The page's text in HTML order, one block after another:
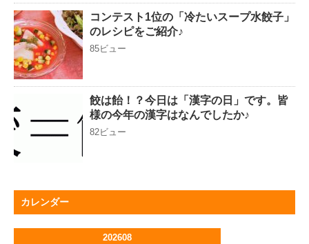
コンテスト1位の「冷たいスープ水餃子」
のレシピをご紹介♪
85ビュー
餃は飴！？今日は「漢字の日」です。皆
様の今年の漢字はなんでしたか♪
82ビュー
カレンダー
202608